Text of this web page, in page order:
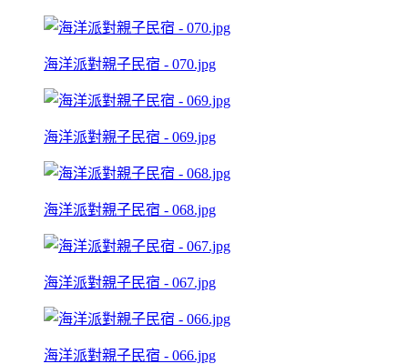
海洋派對親子民宿 - 070.jpg
海洋派對親子民宿 - 069.jpg
海洋派對親子民宿 - 068.jpg
海洋派對親子民宿 - 067.jpg
海洋派對親子民宿 - 066.jpg